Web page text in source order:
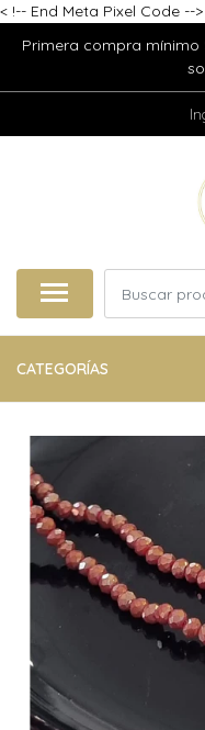
< !-- End Meta Pixel Code -->
Primera compra
CATEGORÍAS